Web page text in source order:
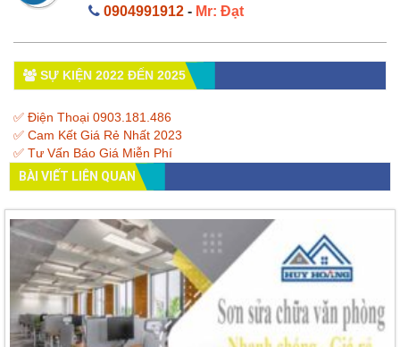
0904991912- Mr: Đạt
SỰ KIỆN 2022 ĐẾN 2025
✅ Điện Thoại 0903.181.486
✅ Cam Kết Giá Rẻ Nhất 2023
✅ Tư Vấn Báo Giá Miễn Phí
BÀI VIẾT LIÊN QUAN